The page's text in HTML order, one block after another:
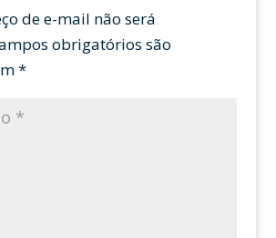
de e-mail não será
obrigatórios são
*